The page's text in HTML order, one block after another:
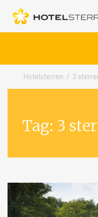
Hotelsterren / 3
Tag: 3